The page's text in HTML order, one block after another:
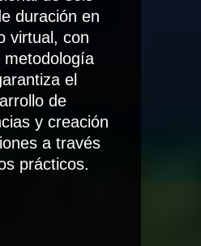
duración en
virtual, con
metodología
el
de
y creación
a través
prácticos.